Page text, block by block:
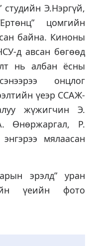
студийн Э.Нэргүй,
цомгийн
байна. Киноны
д авсан бөгөөд
нь албан ёсны
онцлог
үеэр ССАЖ-
жүжигчин Э.
Өнөржаргал, Р.
мялаасан
эрэлд” уран
үеийн фото